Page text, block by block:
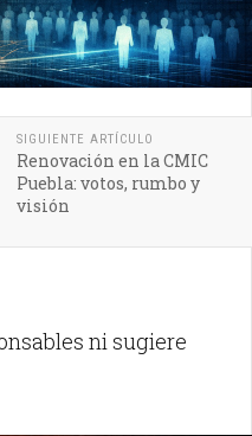
SIGUIENTE ARTÍCULO
Renovación en la CMIC
Puebla: votos, rumbo y
visión
ni sugiere